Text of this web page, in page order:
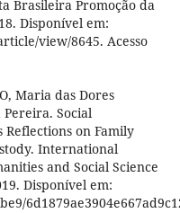
Brasileira Promoção da
Disponível em:
view/8645. Acesso
Maria das Dores
Pereira. Social
on Family
International
and Social Science
Disponível em: